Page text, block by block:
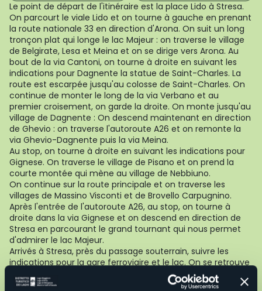
Le point de départ de l'itinéraire est la place Lido à Stresa.
On parcourt le viale Lido et on tourne à gauche en prenant
la route nationale 33 en direction d'Arona. On suit un long
tronçon plat qui longe le lac Majeur : on traverse le village
de Belgirate, Lesa et Meina et on se dirige vers Arona. Au
bout de la via Cantoni, on tourne à droite en suivant les
indications pour Dagnente la statue de Saint-Charles. La
route est escarpée jusqu'au colosse de Saint-Charles. On
continue de monter le long de la via Verbano et au
premier croisement, on garde la droite. On monte jusqu'au
village de Dagnente : On descend maintenant en direction
de Ghevio : on traverse l'autoroute A26 et on remonte la
via Ghevio-Dagnente puis la via Meina.
Au stop, on tourne à droite en suivant les indications pour
Gignese. On traverse le village de Pisano et on prend la
courte montée qui mène au village de Nebbiuno.
On continue sur la route principale et on traverse les
villages de Massino Visconti et de Brovello Carpugnino.
Après l'entrée de l'autoroute A26, au stop, on tourne à
droite dans la via Gignese et on descend en direction de
Stresa en parcourant le grand tournant qui nous permet
d'admirer le lac Majeur.
Arrivés à Stresa, près du passage souterrain, suivre les
indications pour la gare ferroviaire et le lac. On se retrouve
rapidement à l'entrée du viale Lido qu'on parcourt jusqu'au
point d'arrivée de notre itinéraire.